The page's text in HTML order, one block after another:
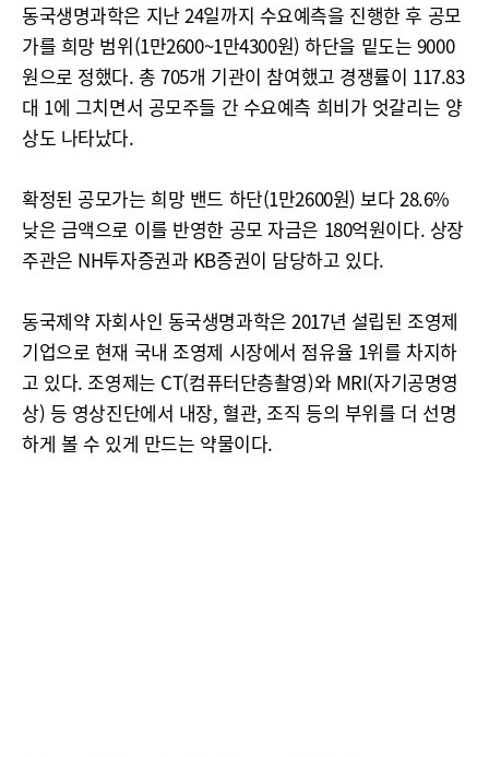
동국생명과학은 지난 24일까지 수요예측을 진행한 후 공모
가를 희망 범위(1만2600~1만4300원) 하단을 밑도는 9000
원으로 정했다. 총 705개 기관이 참여했고 경쟁률이 117.83
대 1에 그치면서 공모주들 간 수요예측 희비가 엇갈리는 양
상도 나타났다.
확정된 공모가는 희망 밴드 하단(1만2600원) 보다 28.6%
낮은 금액으로 이를 반영한 공모 자금은 180억원이다. 상장
주관은 NH투자증권과 KB증권이 담당하고 있다.
동국제약 자회사인 동국생명과학은 2017년 설립된 조영제
기업으로 현재 국내 조영제 시장에서 점유율 1위를 차지하
고 있다. 조영제는 CT(컴퓨터단층촬영)와 MRI(자기공명영
상) 등 영상진단에서 내장, 혈관, 조직 등의 부위를 더 선명
하게 볼 수 있게 만드는 약물이다.